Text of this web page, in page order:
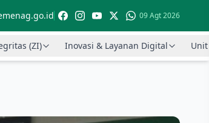
09 Agt 2026
(ZI) Inovasi & Layanan Digital